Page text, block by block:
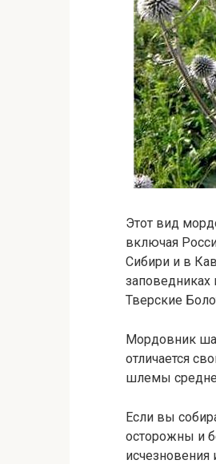
Этот вид
включая
Сибири и в
заповедниках
Тверские
Мордовник
отличается
шлемы
Если вы
осторожны и
исчезновения